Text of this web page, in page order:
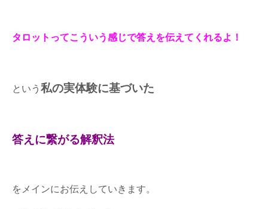
タロットってこういう感じで答えを伝えてくれるよ！
という私の実体験に基づいた
答えに繋がる解釈法
をメインにお伝えしていきます。